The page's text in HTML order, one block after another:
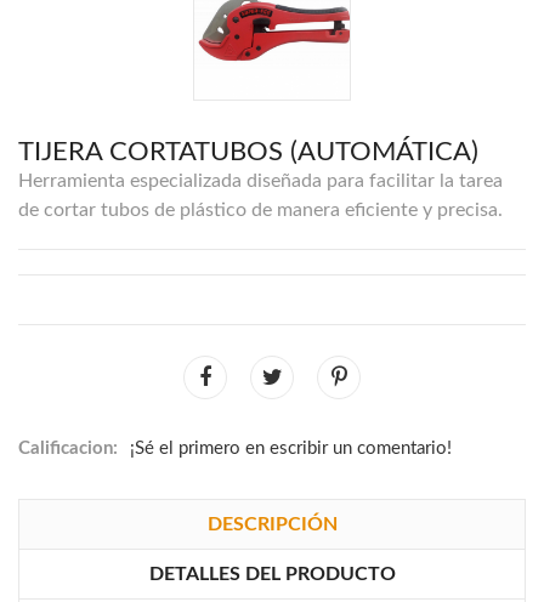
TIJERA CORTATUBOS (AUTOMÁTICA)
Herramienta especializada diseñada para facilitar la tarea
de cortar tubos de plástico de manera eficiente y precisa.
Calificacion: ¡Sé el primero en escribir un comentario!
DESCRIPCIÓN
DETALLES DEL PRODUCTO